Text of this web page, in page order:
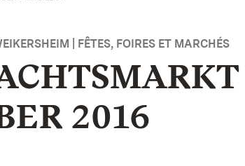
| FÊTES, FOIRES ET MARCHÉS
2016